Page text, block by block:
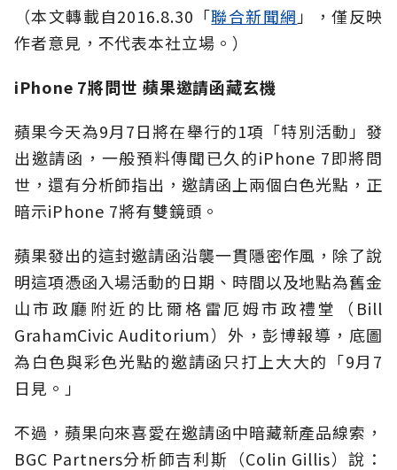
（本文轉載自2016.8.30「聯合新聞網 」，僅反映
作者意見，不代表本社立場。）
iPhone 7將問世 蘋果邀請函藏玄機
蘋果今天為9月7日將在舉行的1項「特別活動」發
出邀請函，一般預料傳聞已久的iPhone 7即將問
世，還有分析師指出，邀請函上兩個白色光點，正
暗示iPhone 7將有雙鏡頭。
蘋果發出的這封邀請函沿襲一貫隱密作風，除了說
明這項憑函入場活動的日期、時間以及地點為舊金
山市政廳附近的比爾格雷厄姆市政禮堂（Bill
GrahamCivic Auditorium）外，彭博報導，底圖
為白色與彩色光點的邀請函只打上大大的「9月7
日見。」
不過，蘋果向來喜愛在邀請函中暗藏新產品線索，
BGC Partners分析師吉利斯（Colin Gillis）說：